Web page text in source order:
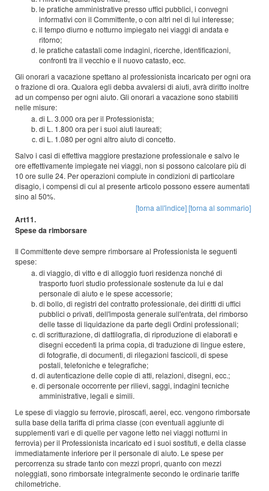
le pratiche amministrative presso uffici pubblici, i convegni
informativi con il Committente, o con altri nel di lui interesse;
il tempo diurno e notturno impiegato nei viaggi di andata e
ritorno;
le pratiche catastali come indagini, ricerche, identificazioni,
confronti tra il vecchio e il nuovo catasto, ecc.
Gli onorari a vacazione spettano al professionista incaricato per ogni ora
o frazione di ora. Qualora egli debba avvalersi di aiuti, avrà diritto inoltre
ad un compenso per ogni aiuto. Gli onorari a vacazione sono stabiliti
nelle misure:
di L. 3.000 ora per il Professionista;
di L. 1.800 ora per i suoi aiuti laureati;
di L. 1.080 per ogni altro aiuto di concetto.
Salvo i casi di effettiva maggiore prestazione professionale e salvo le
ore effettivamente impiegate nei viaggi, non si possono calcolare più di
10 ore sulle 24. Per operazioni compiute in condizioni di particolare
disagio, i compensi di cui al presente articolo possono essere aumentati
sino al 50%.
[torna all'indice][torna al sommario]
Art11.
Spese da rimborsare
Il Committente deve sempre rimborsare al Professionista le seguenti
spese:
di viaggio, di vitto e di alloggio fuori residenza nonché di
trasporto fuori studio professionale sostenute da lui e dal
personale di aiuto e le spese accessorie;
di bollo, di registri del contratto professionale, dei diritti di uffici
pubblici o privati, dell'imposta generale sull'entrata, del rimborso
delle tasse di liquidazione da parte degli Ordini professionali;
di scritturazione, di dattilografia, di riproduzione di elaborati e
disegni eccedenti la prima copia, di traduzione di lingue estere,
di fotografie, di documenti, di rilegazioni fascicoli, di spese
postali, telefoniche e telegrafiche;
di autenticazione delle copie di atti, relazioni, disegni, ecc.;
di personale occorrente per rilievi, saggi, indagini tecniche
amministrative, legali e simili.
Le spese di viaggio su ferrovie, piroscafi, aerei, ecc. vengono rimborsate
sulla base della tariffa di prima classe (con eventuali aggiunte di
supplementi vari e di quelle per vagone letto nei viaggi notturni in
ferrovia) per il Professionista incaricato ed i suoi sostituti, e della classe
immediatamente inferiore per il personale di aiuto. Le spese per
percorrenza su strade tanto con mezzi propri, quanto con mezzi
noleggiati, sono rimborsate integralmente secondo le ordinarie tariffe
chilometriche.